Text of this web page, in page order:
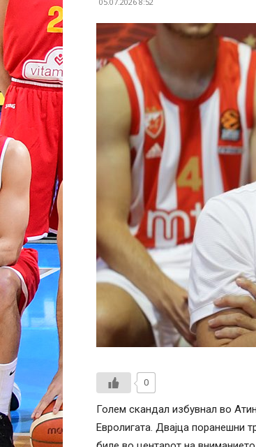
0
Голем скандал избувнал во
Евролигата. Двајца поранешни